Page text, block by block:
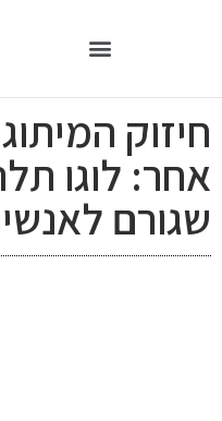
חיזוק
אחר: לוגו
שגורם